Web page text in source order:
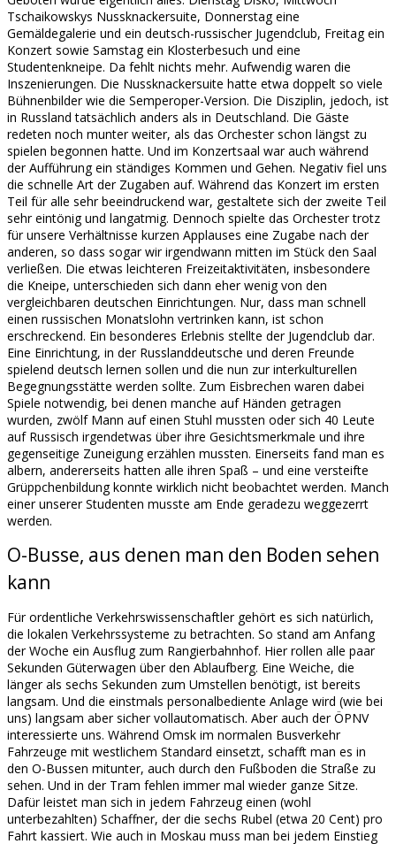
Tschaikowskys Nussknackersuite, Donnerstag eine
Gemäldegalerie und ein deutsch-russischer Jugendclub, Freitag ein
Konzert sowie Samstag ein Klosterbesuch und eine
Studentenkneipe. Da fehlt nichts mehr. Aufwendig waren die
Inszenierungen. Die Nussknackersuite hatte etwa doppelt so viele
Bühnenbilder wie die Semperoper-Version. Die Disziplin, jedoch, ist
in Russland tatsächlich anders als in Deutschland. Die Gäste
redeten noch munter weiter, als das Orchester schon längst zu
spielen begonnen hatte. Und im Konzertsaal war auch während
der Aufführung ein ständiges Kommen und Gehen. Negativ fiel uns
die schnelle Art der Zugaben auf. Während das Konzert im ersten
Teil für alle sehr beeindruckend war, gestaltete sich der zweite Teil
sehr eintönig und langatmig. Dennoch spielte das Orchester trotz
für unsere Verhältnisse kurzen Applauses eine Zugabe nach der
anderen, so dass sogar wir irgendwann mitten im Stück den Saal
verließen. Die etwas leichteren Freizeitaktivitäten, insbesondere
die Kneipe, unterschieden sich dann eher wenig von den
vergleichbaren deutschen Einrichtungen. Nur, dass man schnell
einen russischen Monatslohn vertrinken kann, ist schon
erschreckend. Ein besonderes Erlebnis stellte der Jugendclub dar.
Eine Einrichtung, in der Russlanddeutsche und deren Freunde
spielend deutsch lernen sollen und die nun zur interkulturellen
Begegnungsstätte werden sollte. Zum Eisbrechen waren dabei
Spiele notwendig, bei denen manche auf Händen getragen
wurden, zwölf Mann auf einen Stuhl mussten oder sich 40 Leute
auf Russisch irgendetwas über ihre Gesichtsmerkmale und ihre
gegenseitige Zuneigung erzählen mussten. Einerseits fand man es
albern, andererseits hatten alle ihren Spaß – und eine versteifte
Grüppchenbildung konnte wirklich nicht beobachtet werden. Manch
einer unserer Studenten musste am Ende geradezu weggezerrt
werden.
O-Busse, aus denen man den Boden sehen
kann
Für ordentliche Verkehrswissenschaftler gehört es sich natürlich,
die lokalen Verkehrssysteme zu betrachten. So stand am Anfang
der Woche ein Ausflug zum Rangierbahnhof. Hier rollen alle paar
Sekunden Güterwagen über den Ablaufberg. Eine Weiche, die
länger als sechs Sekunden zum Umstellen benötigt, ist bereits
langsam. Und die einstmals personalbediente Anlage wird (wie bei
uns) langsam aber sicher vollautomatisch. Aber auch der ÖPNV
interessierte uns. Während Omsk im normalen Busverkehr
Fahrzeuge mit westlichem Standard einsetzt, schafft man es in
den O-Bussen mitunter, auch durch den Fußboden die Straße zu
sehen. Und in der Tram fehlen immer mal wieder ganze Sitze.
Dafür leistet man sich in jedem Fahrzeug einen (wohl
unterbezahlten) Schaffner, der die sechs Rubel (etwa 20 Cent) pro
Fahrt kassiert. Wie auch in Moskau muss man bei jedem Einstieg